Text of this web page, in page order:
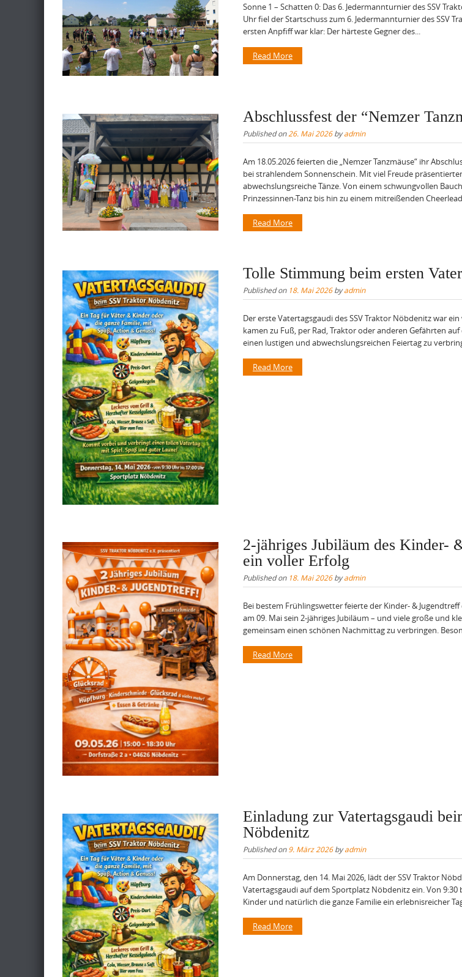
Sonne 1 – Schatten 0: Das 6. Jedermannturnier des SSV
Uhr fiel der Startschuss zum 6. Jedermannturnier des SSV
ersten Anpfiff war klar: Der härteste Gegner des...
Read More
Abschlussfest der “Nemzer
Published on26. Mai 2026byadmin
Am 18.05.2026 feierten die „Nemzer Tanzmäuse“ ihr
bei strahlendem Sonnenschein. Mit viel Freude
abwechslungsreiche Tänze. Von einem schwungvollen
Prinzessinnen-Tanz bis hin zu einem mitreißenden
Read More
Tolle Stimmung beim ersten
Published on 18. Mai 2026byadmin
Der erste Vatertagsgaudi des SSV Traktor Nöbdenitz war
kamen zu Fuß, per Rad, Traktor oder anderen Gefährten
einen lustigen und abwechslungsreichen Feiertag zu
Read More
2-jähriges Jubiläum des Kinder-
ein voller Erfolg
Published on 18. Mai 2026byadmin
Bei bestem Frühlingswetter feierte der Kinder- & Jugendtreff
am 09. Mai sein 2-jähriges Jubiläum – und viele große und
gemeinsam einen schönen Nachmittag zu verbringen.
Read More
Einladung zur Vatertagsgaudi
Nöbdenitz
Published on 9. März 2026byadmin
Am Donnerstag, den 14. Mai 2026, lädt der SSV Traktor
Vatertagsgaudi auf dem Sportplatz Nöbdenitz ein. Von 9:30
Kinder und natürlich die ganze Familie ein erlebnisreicher
Read More